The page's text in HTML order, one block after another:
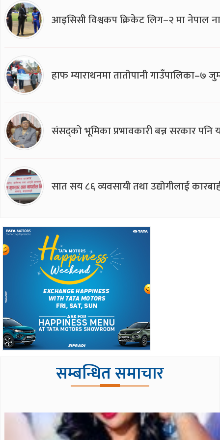
आइसिसी विश्वकप क्रिकेट लिग–२ मा नेपाल
हाफ म्याराथनमा तातोपानी गाउँपालिका–७
संसद्को भूमिका प्रभावकारी बन्न सरकार पनि
सात सय ८६ व्यवसायी तथा उद्योगीलाई
सम्बन्धित समाचार